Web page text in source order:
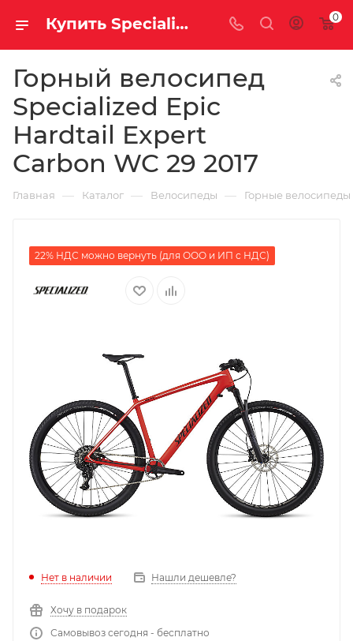
Купить Specialized Epic Hardtail Expert Carbon WC 29 2017 за рублей, а со скидкой 0
Горный велосипед
Specialized Epic
Hardtail Expert
Carbon WC 29 2017
Главная — Каталог — Велосипеды — Горные велосипеды
22% НДС можно вернуть (для ООО и ИП с НДС)
Нет в наличии Нашли дешевле?
Хочу в подарок
Самовывоз сегодня - бесплатно